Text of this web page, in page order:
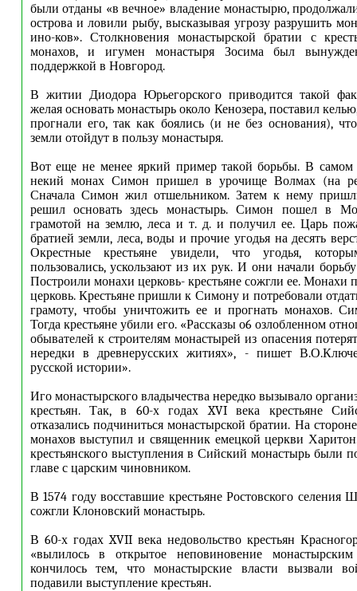
были отданы «в вечное» владение монастырю,
острова и ловили рыбу, высказывая угрозу разрушить
ино-ков». Столкновения монастырской братии с
монахов, и игумен монастыря Зосима был
поддержкой в Новгород.
В житии Диодора Юрьегорского приводится такой
желая основать монастырь около Кенозера, поставил
прогнали его, так как боялись (и не без основания),
земли отойдут в пользу монастыря.
Вот еще не менее яркий пример такой борьбы. В самом
некий монах Симон пришел в урочище Волмах (на
Сначала Симон жил отшельником. Затем к нему
решил основать здесь монастырь. Симон пошел в
грамотой на землю, леса и т. д. и получил ее. Царь
братией земли, леса, воды и прочие угодья на десять
Окрестные крестьяне увидели, что угодья,
пользовались, ускользают из их рук. И они начали
Построили монахи церковь- крестьяне сожгли ее. Монахи
церковь. Крестьяне пришли к Симону и потребовали
грамоту, чтобы уничтожить ее и прогнать монахов.
Тогда крестьяне убили его. «Рассказы о6 озлобленном
обывателей к строителям монастырей из опасения
нередки в древнерусских житиях», - пишет
русской истории».
Иго монастырского владычества нередко вызывало
крестьян. Так, в 60-х годах XVI века крестьяне
отказались подчиниться монастырской братии. На
монахов выступил и священник емецкой церкви
крестьянского выступления в Сийский монастырь были
главе с царским чиновником.
В 1574 году восставшие крестьяне Ростовского селения
сожгли Клоновский монастырь.
В 60-х годах XVII века недовольство крестьян
«вылилось в открытое неповиновение
кончилось тем, что монастырские власти вызвали
подавили выступление крестьян.